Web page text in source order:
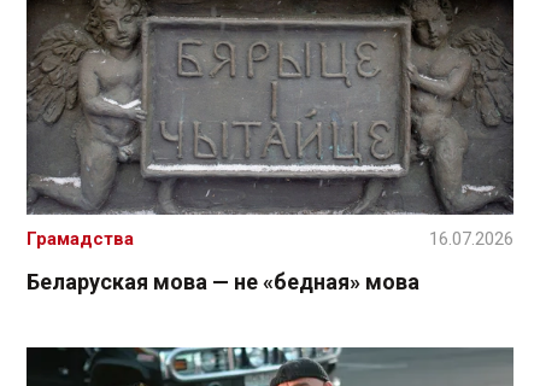
Беларуская мова — не «бедная» мова
Грамадства 16.07.2026